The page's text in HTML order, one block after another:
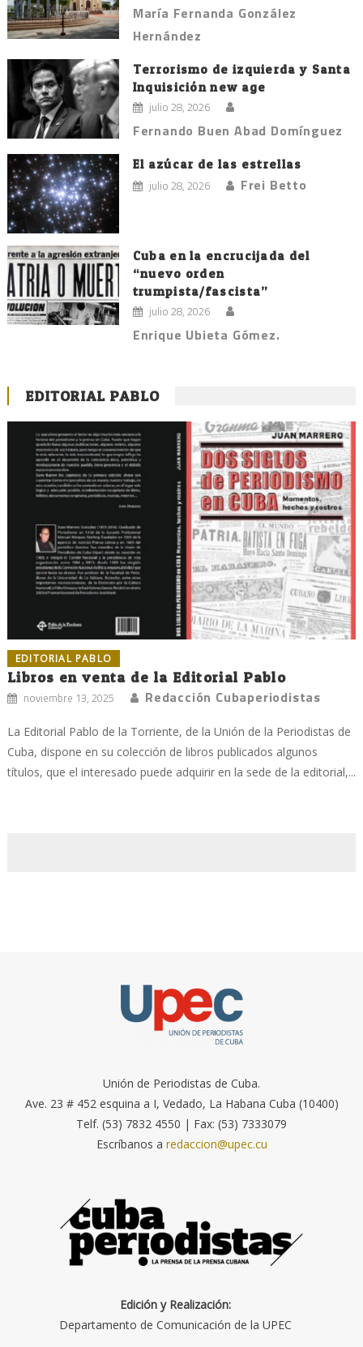
María Fernanda González
Hernández
Terrorismo de izquierda y Santa
Inquisición new age
julio 28, 2026
Fernando Buen Abad Domínguez
El azúcar de las estrellas
julio 28, 2026 Frei Betto
Cuba en la encrucijada del
“nuevo orden
trumpista/fascista”
julio 28, 2026
Enrique Ubieta Gómez.
EDITORIAL PABLO
EDITORIAL PABLO
Libros en venta de la Editorial Pablo
noviembre 13, 2025 Redacción Cubaperiodistas
La Editorial Pablo de la Torriente, de la Unión de la Periodistas de
Cuba, dispone en su colección de libros publicados algunos
títulos, que el interesado puede adquirir en la sede de la editorial,...
Unión de Periodistas de Cuba.
Ave. 23 # 452 esquina a I, Vedado, La Habana Cuba (10400)
Telf. (53) 7832 4550 | Fax: (53) 7333079
Escríbanos a redaccion@upec.cu
Edición y Realización:
Departamento de Comunicación de la UPEC